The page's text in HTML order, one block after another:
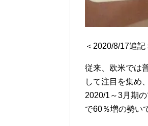
＜2020/8/17追
従来、欧米では
して注目を集め
2020/1～3月期
で60％増の勢い